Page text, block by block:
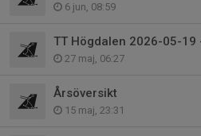
6 jun, 08:59
TT Högdalen 2026-05-19
27 maj, 06:27
Årsöversikt
15 maj, 23:31